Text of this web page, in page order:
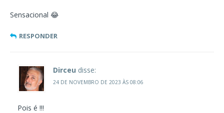
Sensacional 😂
RESPONDER
Dirceu disse:
24 DE NOVEMBRO DE 2023 ÀS 08:06
Pois é !!!